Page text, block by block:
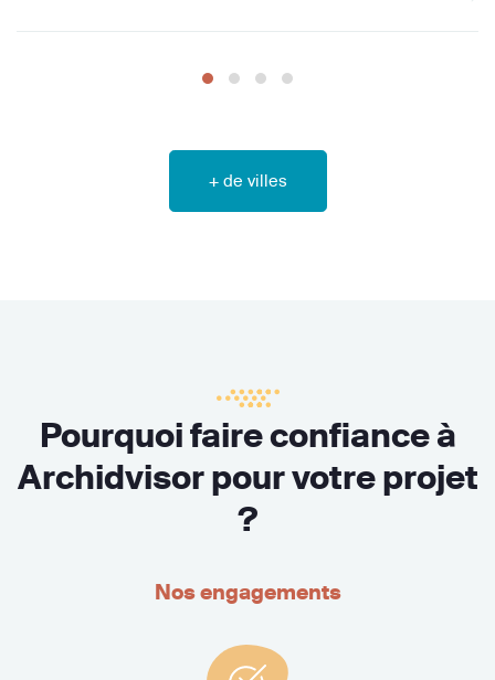
+ de villes
Pourquoi faire confiance à
Archidvisor pour votre projet
?
Nos engagements